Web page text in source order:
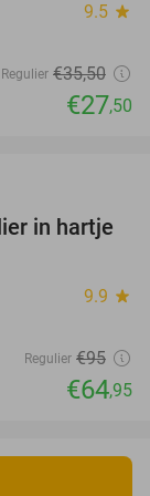
9.5 star
Regulier €35,50
€27,50
in hartje
9.9 star
Regulier €95
€64,95